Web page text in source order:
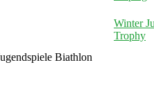
Winter
Trophy
Biathlon